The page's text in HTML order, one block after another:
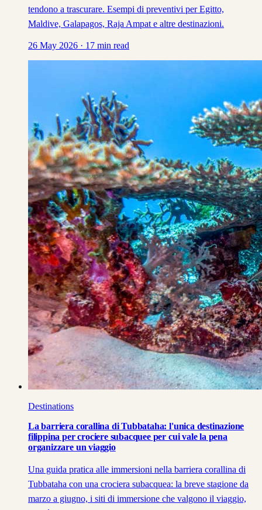
tendono a trascurare. Esempi di preventivi per Egitto,
Maldive, Galapagos, Raja Ampat e altre destinazioni.
26 May 2026 · 17 min read
Destinations
La barriera corallina di Tubbataha: l'unica destinazione
filippina per crociere subacquee per cui vale la pena
organizzare un viaggio
Una guida pratica alle immersioni nella barriera corallina di
Tubbataha con una crociera subacquea: la breve stagione da
marzo a giugno, i siti di immersione che valgono il viaggio,